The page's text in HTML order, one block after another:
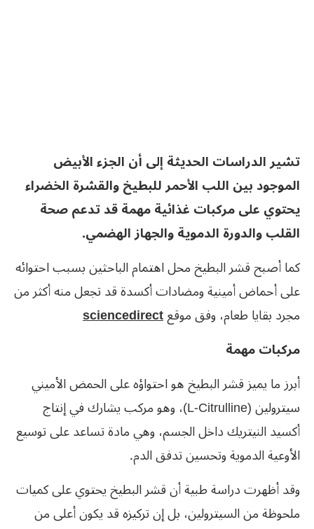
تشير الدراسات الحديثة إلى أن الجزء الأبيض
الموجود بين اللب الأحمر للبطيخ والقشرة الخضراء
يحتوي على مركبات غذائية مهمة قد تدعم صحة
القلب والدورة الدموية والجهاز الهضمي.
كما أصبح قشر البطيخ محل اهتمام الباحثين بسبب احتوائه
على أحماض أمينية ومضادات أكسدة قد تجعل منه أكثر من
مجرد بقايا طعام، وفق موقعsciencedirect
مركبات مهمة
أبرز ما يميز قشر البطيخ هو احتواؤه على الحمض الأميني
سيترولين (L-Citrulline)، وهو مركب يشارك في إنتاج
أكسيد النيتريك داخل الجسم، وهي مادة تساعد على توسيع
الأوعية الدموية وتحسين تدفق الدم.
وقد أظهرت دراسة طبية أن قشر البطيخ يحتوي على كميات
ملحوظة من السيترولين، بل إن تركيزه قد يكون أعلى من